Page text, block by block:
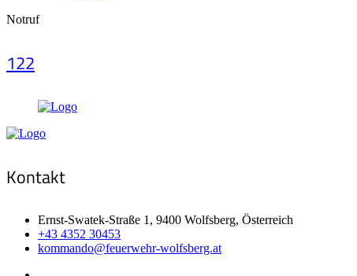
Notruf
122
Kontakt
Ernst-Swatek-Straße 1, 9400 Wolfsberg, Österreich
+43 4352 30453
kommando@feuerwehr-wolfsberg.at